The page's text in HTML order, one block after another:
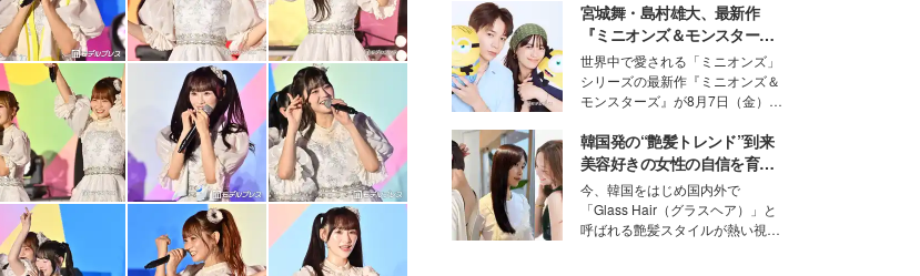
な美容の常識を大きく変える可能
性を秘めた、革新的な「Water
Capturing Skin（ウォーターキャ
プチャリングスキン：捕水肌）」
技術を、花王が構築した。
宮城舞・島村雄大、最新作
『ミニオンズ＆モンスター
ズ』の魅力熱弁 ハチャメチャ
だけじゃない“友情と絆”に感
動
世界中で愛される「ミニオンズ」
シリーズの最新作『ミニオンズ＆
モンスターズ』が8月7日（金）に
ニオン好き”という共通点を持つモ
デルの宮城舞と島村雄大の特別対
談をお届け！それぞれの視点か
ら、今作ならではの魅力や予想外
の感動をもたらす奥深いストーリ
ーについて熱く語り合ってもらっ
韓国発の“艶髪トレンド”到来
美容好きの女性の自信を育む
「ヘアケア事情」って？
今、韓国をはじめ国内外で
「Glass Hair（グラスヘア）」と
呼ばれる艶髪スタイルが熱い視線